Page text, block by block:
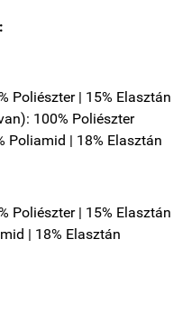
Poliészter | 15% Elasztán
100% Poliészter
Poliamid | 18% Elasztán
Poliészter | 15% Elasztán
| 18% Elasztán